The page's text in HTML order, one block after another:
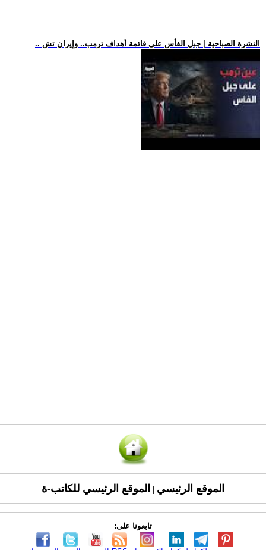
.. النشرة الصباحية | جبل الفأس على قائمة أهداف ترمب.. وإيران تش
الموقع الرئيسي الموقع الرئيسي للكاتب-ة
تابعونا على: